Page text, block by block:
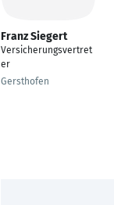
Franz Siegert
Versicherungsvertret
er
Gersthofen